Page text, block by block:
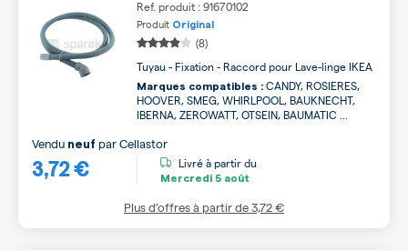
Ref. produit : 91670102
Produit Original
(8)
Tuyau - Fixation - Raccord pour Lave-linge IKEA
Marques compatibles : CANDY, ROSIERES,
HOOVER, SMEG, WHIRLPOOL, BAUKNECHT,
IBERNA, ZEROWATT, OTSEIN, BAUMATIC ...
3,72 €
Vendu neuf parCellastor
Livré à partir du
Mercredi 5 août
Plus d’offres à partir de3,72 €